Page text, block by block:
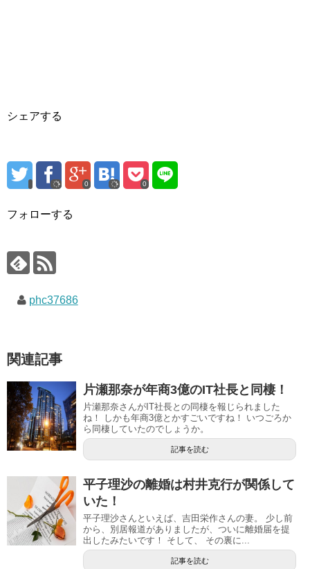
シェアする
0 0
フォローする
phc37686
関連記事
片瀬那奈が年商3億のIT社長と同棲！
片瀬那奈さんがIT社長との同棲を報じられました
ね！ しかも年商3億とかすごいですね！ いつごろか
ら同棲していたのでしょうか。
記事を読む
平子理沙の離婚は村井克行が関係して
いた！
平子理沙さんといえば、吉田栄作さんの妻。 少し前
から、別居報道がありましたが、ついに離婚届を提
出したみたいです！ そして、 その裏に...
記事を読む